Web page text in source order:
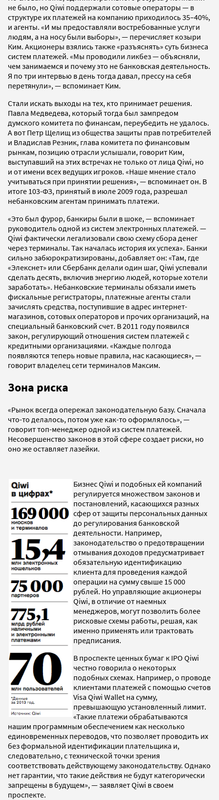
не было, но Qiwi поддержали сотовые операторы — в
структуре их платежей на компанию приходилось 35–40%,
и агенты. «И мы предоставляли востребованные услуги
людям, а на носу были выборы», — перечисляет козыри
Ким. Акционеры взялись также «разъяснять» суть бизнеса
систем платежей. «Мы проводили ликбез — объясняли,
чем занимаемся и почему это не банковская деятельность.
Я по три интервью в день тогда давал, прессу на себя
перетянули», — вспоминает Ким.
Стали искать выходы на тех, кто принимает решения.
Павла Медведева, который тогда был зампредом
думского комитета по финансам, переубедить не удалось.
А вот Петр Щелищ из общества защиты прав потребителей
и Владислав Резник, глава комитета по финансовым
рынкам, позицию отрасли услышали, говорит Ким,
выступавший на этих встречах не только от лица Qiwi, но
и от имени всех ведущих игроков. «Наше мнение стало
учитываться при принятии решения», — вспоминает он. В
итоге 103-ФЗ, принятый в июле 2009 года, разрешал
небанковским агентам принимать платежи.
«Это был фурор, банкиры были в шоке, — вспоминает
руководитель одной из систем электронных платежей. —
Qiwi фактически легализовали свою схему сбора денег
через терминалы. Так началась история их успеха». Банки
сильно забюрократизированы, добавляет он: «Там, где
«Элекснет» или Сбербанк делали один шаг, Qiwi успевали
сделать десять, включив энергию людей, которые хотели
заработать». Небанковские терминалы обязали иметь
фискальные регистраторы, платежные агенты стали
зачислять средства, поступившие в адрес интернет-
магазинов, сотовых операторов и прочих организаций, на
специальный банковский счет. В 2011 году появился
закон, регулирующий отношения систем платежей с
кредитными организациями. «Каждые полгода
появляются теперь новые правила, нас касающиеся», —
говорит владелец сети терминалов Максим.
Зона риска
«Рынок всегда опережал законодательную базу. Сначала
что-то делалось, потом уже как-то оформлялось», —
говорит топ-менеджер одной из систем платежей.
Несовершенство законов в этой сфере создает риски, но
оно же оставляет лазейки.
Бизнес Qiwi и подобных ей компаний
регулируется множеством законов и
постановлений, касающихся разных
сфер от защиты персональных данных
до регулирования банковской
деятельности. Например,
законодательство о предотвращении
отмывания доходов предусматривает
обязательную идентификацию
клиента для проведения каждой
операции на сумму свыше 15 000
рублей. Но управляющие акционеры
Qiwi, в отличие от наемных
менеджеров, могут позволить более
рисковые схемы работы, решая, как
именно применять или трактовать
предписания.
В проспекте ценных бумаг к IPO Qiwi
честно говорила о некоторых
подобных схемах. Например, о проводе
клиентами платежей с помощью счетов
Visa Qiwi Wallet на сумму,
превышающую установленный лимит.
«Такие платежи обрабатываются
нашим программным обеспечением как несколько
единовременных переводов, что позволяет проводить их
без формальной идентификации плательщика и,
следовательно, с технической точки зрения
соответствовать действующему законодательству. Однако
нет гарантии, что такие действия не будут категорически
запрещены в будущем», — заявляет Qiwi в своем
проспекте.